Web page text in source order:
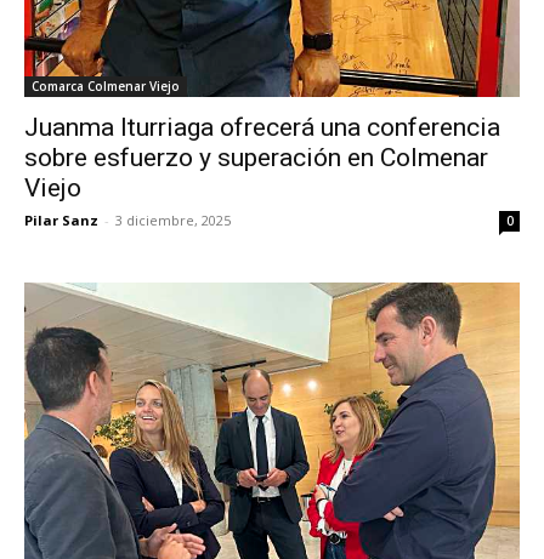
Comarca Colmenar Viejo
Juanma Iturriaga ofrecerá una conferencia
sobre esfuerzo y superación en Colmenar
Viejo
Pilar Sanz - 3 diciembre, 2025 0